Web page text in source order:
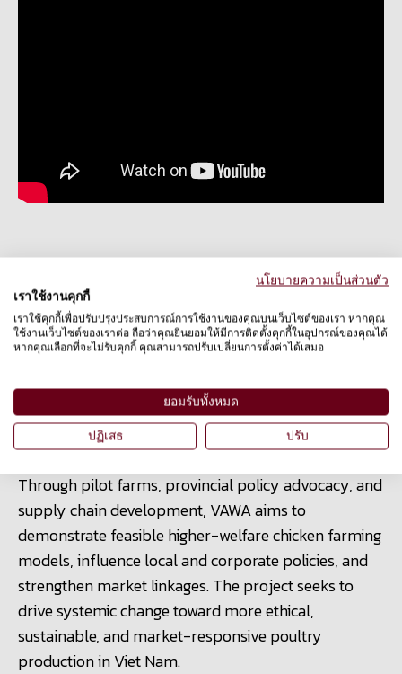
This project addresses the limited integration of
animal welfare principles in Vietnam’s chicken
farming sector, where existing laws prioritise
productivity and economic value over animal well-
free and higher-welfare products, farmers and
enterprises face high conversion costs, weak policy
guidance, and underdeveloped supply chains.
Through pilot farms, provincial policy advocacy, and
supply chain development, VAWA aims to
demonstrate feasible higher-welfare chicken farming
models, influence local and corporate policies, and
strengthen market linkages. The project seeks to
drive systemic change toward more ethical,
sustainable, and market-responsive poultry
production in Viet Nam.
นโยบายความเป็นส่วนตัว
เราใช้งานคุกกี้
เราใช้คุกกี้เพื่อปรับปรุงประสบการณ์การใช้งานของคุณบนเว็บไซต์ของเรา หากคุณ
ใช้งานเว็บไซต์ของเราต่อ ถือว่าคุณยินยอมให้มีการติดตั้งคุกกี้ในอุปกรณ์ของคุณได้
หากคุณเลือกที่จะไม่รับคุกกี้ คุณสามารถปรับเปลี่ยนการตั้งค่าได้เสมอ
ยอมรับทั้งหมด
ปฏิเสธ ปรับ